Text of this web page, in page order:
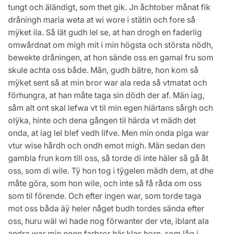
tungt och äländigt, som thet gik. Jn åchtober månat fik
dråningh maria weta at wi wore i stätin och fore så
mÿket ila. Så lät gudh lel se, at han drogh en faderlig
omwårdnat om migh mit i min högsta och största nödh,
bewekte dråningen, at hon sände oss en gamal fru som
skule achta oss både. Män, gudh bätre, hon kom så
mÿket sent så at min bror war ala reda så vtmatat och
förhungra, at han måte taga sin dödh der af. Män iag,
såm alt ont skal lefwa vt til min egen hiärtans sårgh och
olÿka, hinte och dena gången til härda vt mädh det
onda, at iag lel blef vedh lifve. Men min onda piga war
vtur wise hårdh och ondh emot migh. Män sedan den
gambla frun kom till oss, så torde di inte häler så gå åt
oss, som di wile. Tÿ hon tog i tÿgelen mädh dem, at dhe
måte göra, som hon wile, och inte så få råda om oss
som til förende. Och efter ingen war, som torde taga
mot oss båda äÿ heler någet budh tordes sända efter
oss, huru wäl wi hade nog förwanter der vte, iblant ala